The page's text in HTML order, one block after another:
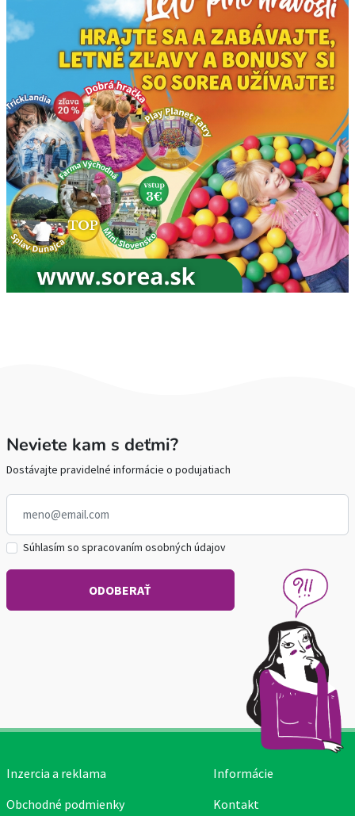
Neviete kam s deťmi?
Dostávajte pravidelné informácie o podujatiach
Súhlasím so spracovaním osobných údajov
Inzercia a reklama
Obchodné podmienky
Informácie
Kontakt